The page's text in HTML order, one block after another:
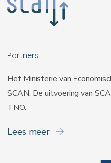
Partners
Het Ministerie van
SCAN. De uitvoering van
TNO.
Lees meer